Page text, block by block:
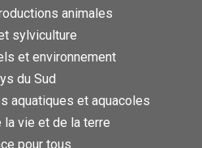
animales
sylviculture
et environnement
du Sud
aquatiques et aquacoles
la vie et de la terre
pour tous